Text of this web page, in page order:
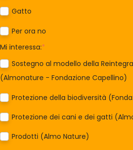
Gatto
Per ora no
Mi interessa:*
Sostegno al modello della
(Almonature - Fondazione Capellino)
Protezione della biodiversità
Protezione dei cani e dei gatti
Prodotti (Almo Nature)